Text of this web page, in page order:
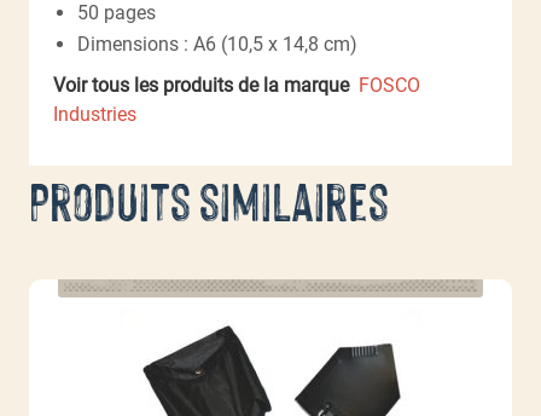
50 pages
Dimensions : A6 (10,5 x 14,8 cm)
Voir tous les produits de la marque FOSCO
Industries
Produits similaires